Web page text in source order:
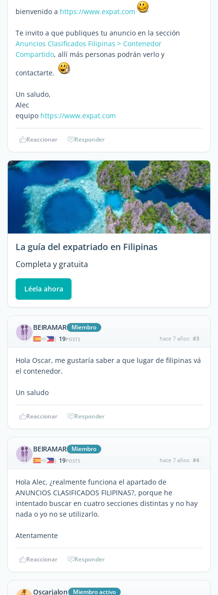
bienvenido a https://www.expat.com
Te invito a que publiques tu anuncio en la sección
Anuncios Clasificados Filipinas > Contenedor
Compartido, allí más personas podrán verlo y
contactarte.
Un saludo,
Alec
equipo https://www.expat.com
Reaccionar Responder
La guía del expatriado en Filipinas
Completa y gratuita
Léela ahora
BEIRAMAR Miembro
| 19POSTS hace 7 años #3
Hola Oscar, me gustaría saber a que lugar de filipinas vá
el contenedor.
Un saludo
Reaccionar Responder
BEIRAMAR Miembro
| 19POSTS hace 7 años #4
Hola Alec, ¿realmente funciona el apartado de
ANUNCIOS CLASIFICADOS FILIPINAS?, porque he
intentado buscar en cuatro secciones distintas y no hay
nada o yo no se utilizarlo.
Atentamente
Reaccionar Responder
Oscarjalon Miembro activo